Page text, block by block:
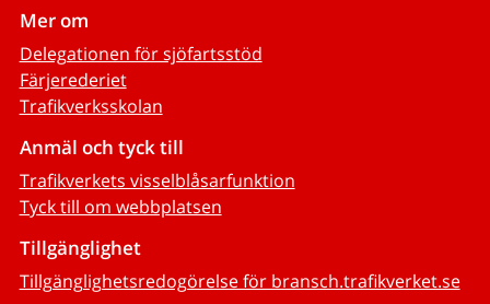
Mer om
Delegationen för sjöfartsstöd
Färjerederiet
Trafikverksskolan
Anmäl och tyck till
Trafikverkets visselblåsarfunktion
Tyck till om webbplatsen
Tillgänglighet
Tillgänglighetsredogörelse för bransch.trafikverket.se